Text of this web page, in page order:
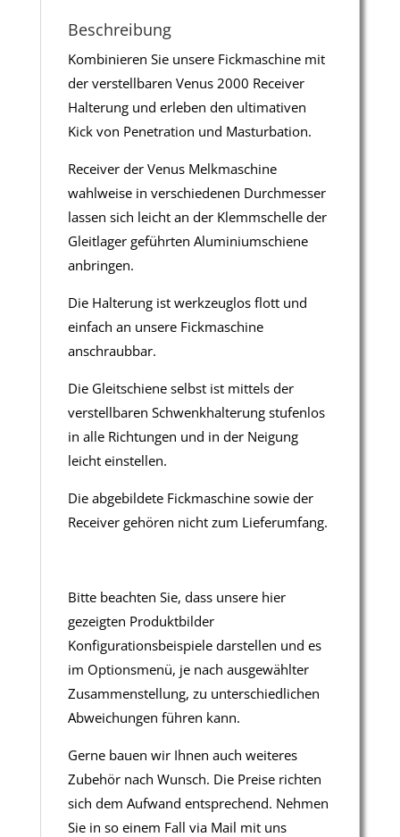
Beschreibung
Kombinieren Sie unsere Fickmaschine mit
der verstellbaren Venus 2000 Receiver
Halterung und erleben den ultimativen
Kick von Penetration und Masturbation.
Receiver der Venus Melkmaschine
wahlweise in verschiedenen Durchmesser
lassen sich leicht an der Klemmschelle der
Gleitlager geführten Aluminiumschiene
anbringen.
Die Halterung ist werkzeuglos flott und
einfach an unsere Fickmaschine
anschraubbar.
Die Gleitschiene selbst ist mittels der
verstellbaren Schwenkhalterung stufenlos
in alle Richtungen und in der Neigung
leicht einstellen.
Die abgebildete Fickmaschine sowie der
Receiver gehören nicht zum Lieferumfang.
Bitte beachten Sie, dass unsere hier
gezeigten Produktbilder
Konfigurationsbeispiele darstellen und es
im Optionsmenü, je nach ausgewählter
Zusammenstellung, zu unterschiedlichen
Abweichungen führen kann.
Gerne bauen wir Ihnen auch weiteres
Zubehör nach Wunsch. Die Preise richten
sich dem Aufwand entsprechend. Nehmen
Sie in so einem Fall via Mail mit uns